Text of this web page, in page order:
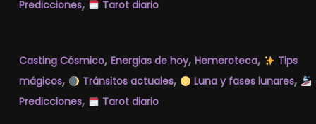
Predicciones, Tarot diario
Casting Cósmico, Energias de hoy, Hemeroteca,
Tips
mágicos, Tránsitos actuales, Luna y fases lunares,
Predicciones, Tarot diario